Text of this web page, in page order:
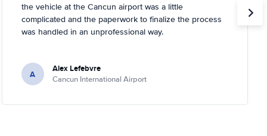
the vehicle at the Cancun airport was a little
complicated and the paperwork to finalize the process
was handled in an unprofessional way.
A Alex Lefebvre
Cancun International Airport